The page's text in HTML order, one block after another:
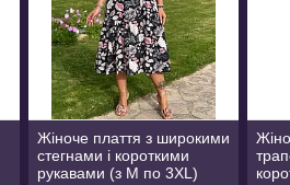
Жіноче плаття з широкими
стегнами і короткими
рукавами (з M по 3XL)